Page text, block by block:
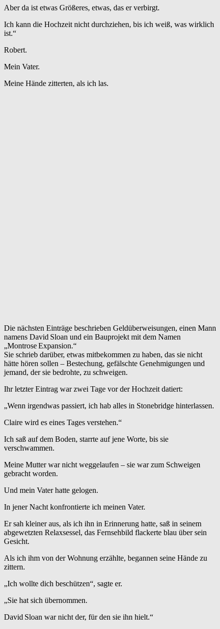
Aber da ist etwas Größeres, etwas, das er verbirgt.
Ich kann die Hochzeit nicht durchziehen, bis ich weiß, was wirklich
ist.“
Robert.
Mein Vater.
Meine Hände zitterten, als ich las.
Die nächsten Einträge beschrieben Geldüberweisungen, einen Mann
namens David Sloan und ein Bau­projekt mit dem Namen
„Montrose Expansion.“
Sie schrieb darüber, etwas mitbekommen zu haben, das sie nicht
hätte hören sollen – Bestechung, gefälschte Genehmigungen und
jemand, der sie bedrohte, zu schweigen.
Ihr letzter Eintrag war zwei Tage vor der Hochzeit datiert:
„Wenn irgendwas passiert, ich hab alles in Stonebridge hinterlassen.
Claire wird es eines Tages verstehen.“
Ich saß auf dem Boden, starrte auf jene Worte, bis sie
verschwammen.
Meine Mutter war nicht weggelaufen – sie war zum Schweigen
gebracht worden.
Und mein Vater hatte gelogen.
In jener Nacht konfrontierte ich meinen Vater.
Er sah kleiner aus, als ich ihn in Erinnerung hatte, saß in seinem
abgewetzten Relaxsessel, das Fernsehbild flackerte blau über sein
Gesicht.
Als ich ihm von der Wohnung erzählte, begannen seine Hände zu
zittern.
„Ich wollte dich beschützen“, sagte er.
„Sie hat sich übernommen.
David Sloan war nicht der, für den sie ihn hielt.“